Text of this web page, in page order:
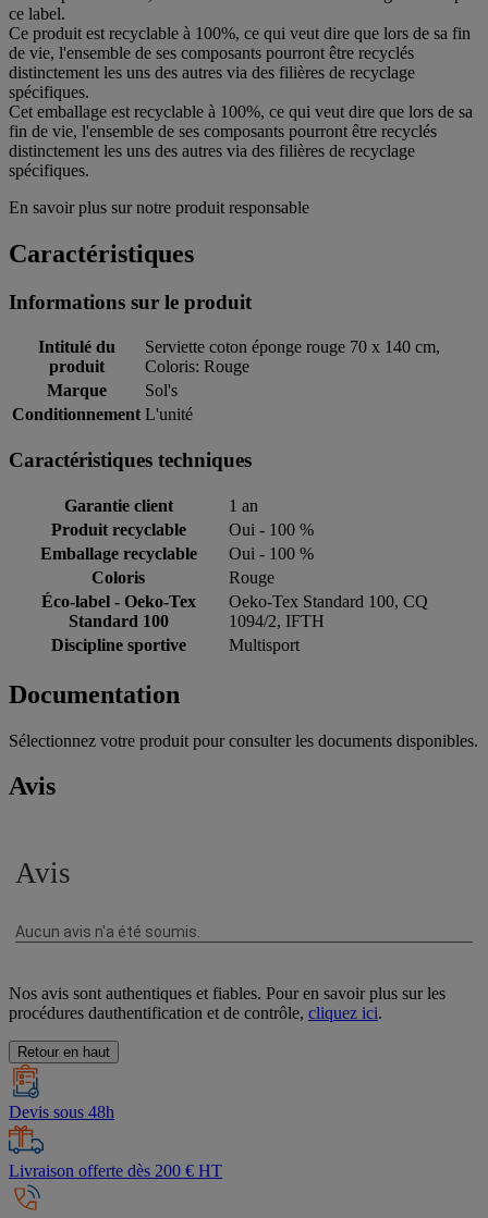
ce label.
Ce produit est recyclable à 100%, ce qui veut dire que lors de sa fin
de vie, l'ensemble de ses composants pourront être recyclés
distinctement les uns des autres via des filières de recyclage
spécifiques.
Cet emballage est recyclable à 100%, ce qui veut dire que lors de sa
fin de vie, l'ensemble de ses composants pourront être recyclés
distinctement les uns des autres via des filières de recyclage
spécifiques.
En savoir plus sur notre produit responsable
Caractéristiques
Informations sur le produit
Intitulé du
produit
Serviette coton éponge rouge 70 x 140 cm,
Coloris: Rouge
Marque
Sol's
Conditionnement L'unité
Caractéristiques techniques
Garantie client
1 an
Produit recyclable
Oui - 100 %
Emballage recyclable
Oui - 100 %
Coloris
Rouge
Éco-label - Oeko-Tex
Standard 100
Oeko-Tex Standard 100, CQ
1094/2, IFTH
Discipline sportive
Multisport
Documentation
Sélectionnez votre produit pour consulter les documents disponibles.
Avis
Nos avis sont authentiques et fiables. Pour en savoir plus sur les
procédures dauthentification et de contrôle, cliquez ici.
Retour en haut
Devis sous 48h
Livraison offerte dès 200 € HT